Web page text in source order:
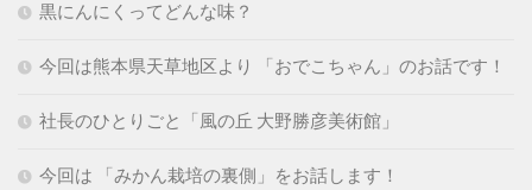
黒にんにくってどんな味？
今回は熊本県天草地区より 「おでこちゃん」のお話です！
社長のひとりごと「風の丘 大野勝彦美術館」
今回は 「みかん栽培の裏側」をお話します！